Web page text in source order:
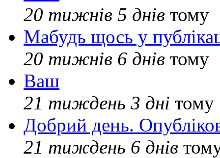
20 тижнів 5 днів тому
Мабудь щось у
20 тижнів 6 днів тому
Ваш
21 тиждень 3 дні тому
Добрий день.
21 тиждень 6 днів